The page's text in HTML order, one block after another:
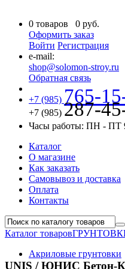
0 товаров 0 руб.
Оформить заказ
Войти Регистрация
e-mail:
shop@solomon-stroy.ru
Обратная связь
+7 (985) 765-
+7 (985) 287-
Часы работы: ПН - ПТ
Каталог
О магазине
Как заказать
Самовывоз и доставка
Оплата
Контакты
Каталог товаров
Акриловые грунтовки
UNIS / ЮНИС Бетон-